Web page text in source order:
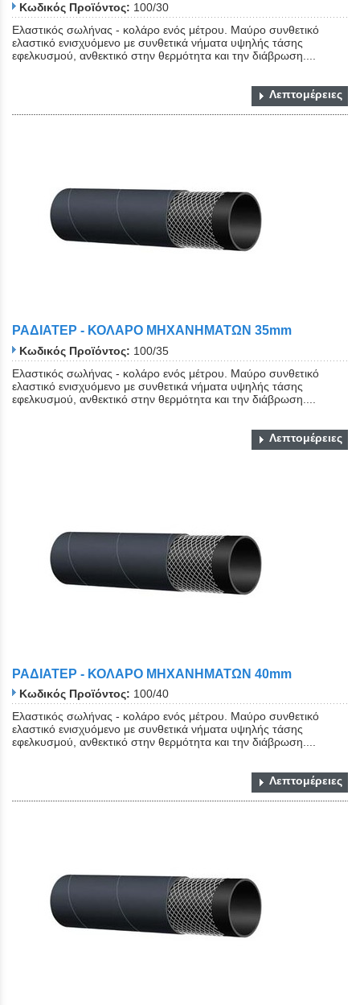
Κωδικός Προϊόντος: 100/30
Ελαστικός σωλήνας - κολάρο ενός μέτρου. Μαύρο συνθετικό
ελαστικό ενισχυόμενο με συνθετικά νήματα υψηλής τάσης
εφελκυσμού, ανθεκτικό στην θερμότητα και την διάβρωση....
Λεπτομέρειες
ΡΑΔΙΑΤΕΡ - ΚΟΛΑΡΟ ΜΗΧΑΝΗΜΑΤΩΝ 35mm
Κωδικός Προϊόντος: 100/35
Ελαστικός σωλήνας - κολάρο ενός μέτρου. Μαύρο συνθετικό
ελαστικό ενισχυόμενο με συνθετικά νήματα υψηλής τάσης
εφελκυσμού, ανθεκτικό στην θερμότητα και την διάβρωση....
Λεπτομέρειες
ΡΑΔΙΑΤΕΡ - ΚΟΛΑΡΟ ΜΗΧΑΝΗΜΑΤΩΝ 40mm
Κωδικός Προϊόντος: 100/40
Ελαστικός σωλήνας - κολάρο ενός μέτρου. Μαύρο συνθετικό
ελαστικό ενισχυόμενο με συνθετικά νήματα υψηλής τάσης
εφελκυσμού, ανθεκτικό στην θερμότητα και την διάβρωση....
Λεπτομέρειες